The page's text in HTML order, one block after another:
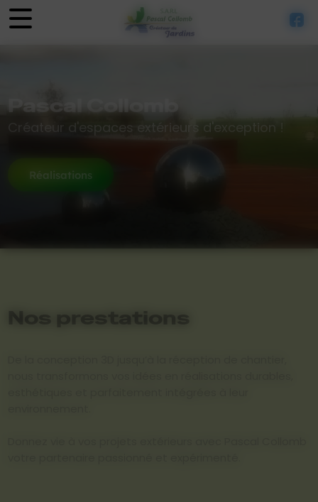
Panneau de gestion des cookies
Pascal Collomb
Créateur d'espaces extérieurs d'exception !
Réalisations
Nos prestations